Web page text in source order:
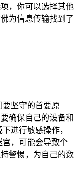
，你可以选择其他
为信息传输找到了
坚守的首要原
确保自己的设备和
进行敏感操作，
宫，可能会导致个
警惕，为自己的数